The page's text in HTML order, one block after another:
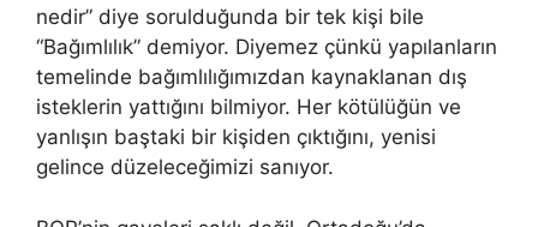
nedir” diye sorulduğunda bir tek kişi bile
“Bağımlılık” demiyor. Diyemez çünkü yapılanların
temelinde bağımlılığımızdan kaynaklanan dış
isteklerin yattığını bilmiyor. Her kötülüğün ve
yanlışın baştaki bir kişiden çıktığını, yenisi
gelince düzeleceğimizi sanıyor.